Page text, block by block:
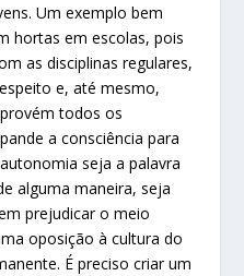
Um exemplo bem
hortas em escolas, pois
as disciplinas regulares,
e, até mesmo,
todos os
a consciência para
seja a palavra
alguma maneira, seja
prejudicar o meio
oposição à cultura do
É preciso criar um